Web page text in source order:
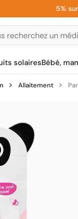
5% sur
solairesBébé,
Allaitement